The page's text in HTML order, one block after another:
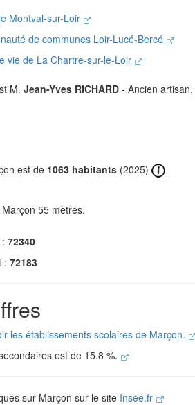
Montval-sur-Loir
de communes Loir-Lucé-Bercé
vie de La Chartre-sur-le-Loir
M. Jean-Yves RICHARD - Ancien
est de 1063 habitants (2025)
55 mètres.
72340
: 72183
les établissements scolaires de Marçon.
est de 15.8 %.
sur Marçon sur le site Insee.fr